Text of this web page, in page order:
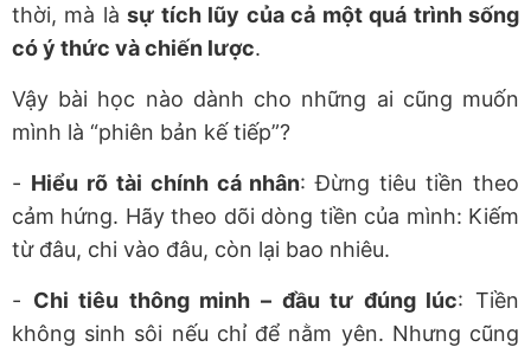
thời, mà làsự tích lũy của cả một quá trình sống
có ý thức và chiến lược.
Vậy bài học nào dành cho những ai cũng muốn
mình là “phiên bản kế tiếp”?
- Hiểu rõ tài chính cá nhân: Đừng tiêu tiền theo
cảm hứng. Hãy theo dõi dòng tiền của mình: Kiếm
từ đâu, chi vào đâu, còn lại bao nhiêu.
- Chi tiêu thông minh – đầu tư đúng lúc: Tiền
không sinh sôi nếu chỉ để nằm yên. Nhưng cũng